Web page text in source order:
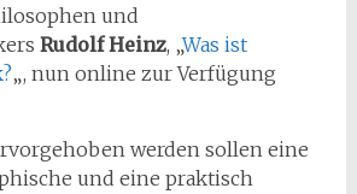
und
Rudolf Heinz, „Was ist
„, nun online zur Verfügung
werden sollen eine
und eine praktisch